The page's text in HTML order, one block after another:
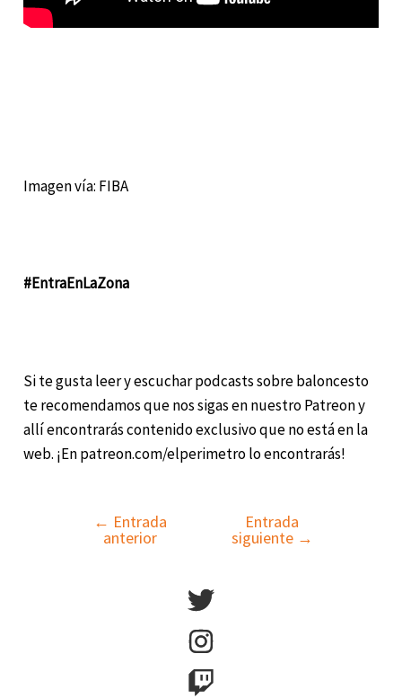
Imagen vía: FIBA
#EntraEnLaZona
Si te gusta leer y escuchar podcasts sobre baloncesto
te recomendamos que nos sigas en nuestro Patreon y
allí encontrarás contenido exclusivo que no está en la
web. ¡En patreon.com/elperimetro lo encontrarás!
Navegación
← Entrada
anterior
Entrada
siguiente →